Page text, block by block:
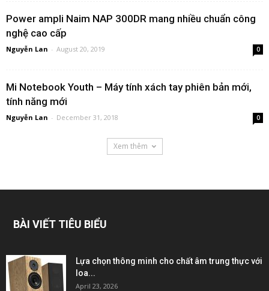
Power ampli Naim NAP 300DR mang nhiều chuẩn công
nghệ cao cấp
Nguyễn Lan - August 20, 2019 0
Mi Notebook Youth – Máy tính xách tay phiên bản mới,
tính năng mới
Nguyễn Lan - December 31, 2018 0
Xem thêm
BÀI VIẾT TIÊU BIỂU
Lựa chọn thông minh cho chất âm trung thực với
loa...
April 23, 2026